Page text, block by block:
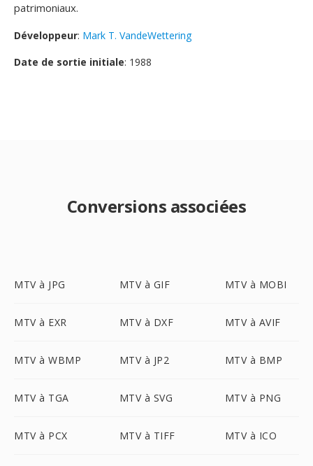
patrimoniaux.
Développeur: Mark T. VandeWettering
Date de sortie initiale: 1988
Conversions associées
MTV à JPG MTV à GIF MTV à MOBI
MTV à EXR MTV à DXF MTV à AVIF
MTV à WBMP MTV à JP2 MTV à BMP
MTV à TGA MTV à SVG MTV à PNG
MTV à PCX MTV à TIFF MTV à ICO